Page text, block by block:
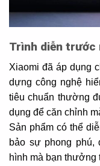
Trình diễn trước
Xiaomi đã áp dụng
dựng công nghệ
tiêu chuẩn thường
dụng để căn chỉnh
Sản phẩm có thể
bảo sự phong phú,
hình mà bạn thưởng